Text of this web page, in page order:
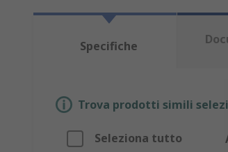
Specifiche
Trova prodotti simili
Seleziona tutto